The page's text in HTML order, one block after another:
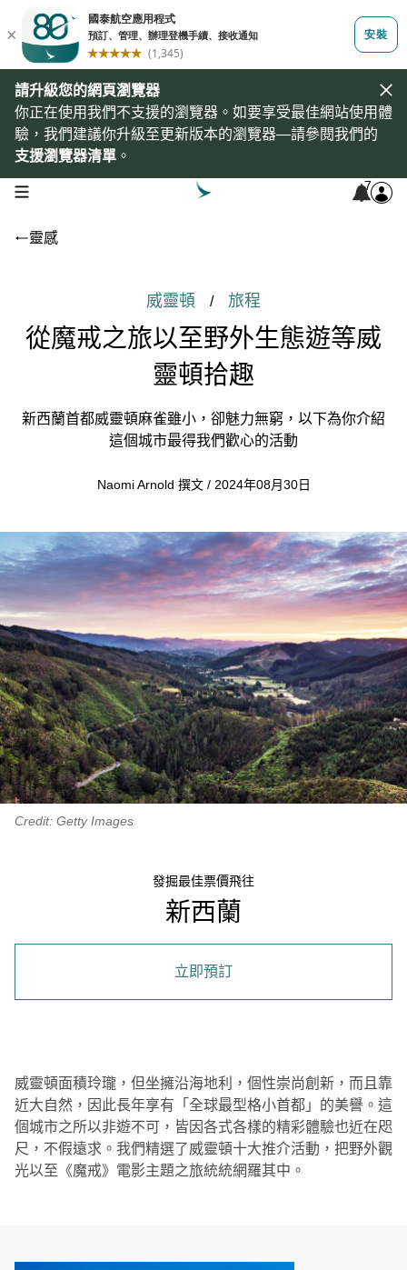
請升級您的網頁瀏覽器
你正在使用我們不支援的瀏覽器。如要享受最佳網站使用體
驗，我們建議你升級至更新版本的瀏覽器—請參閱我們的
支援瀏覽器清單 。
open navigation menu 7
靈感
威靈頓 / 旅程
從魔戒之旅以至野外生態遊等威
靈頓拾趣
新西蘭首都威靈頓麻雀雖小，卻魅力無窮，以下為你介紹
這個城市最得我們歡心的活動
Naomi Arnold 撰文 / 2024年08月30日
Credit: Getty Images
發掘最佳票價飛往
新西蘭
立即預訂
威靈頓面積玲瓏，但坐擁沿海地利，個性崇尚創新，而且靠
近大自然，因此長年享有「全球最型格小首都」的美譽。這
個城市之所以非遊不可，皆因各式各樣的精彩體驗也近在咫
尺，不假遠求。我們精選了威靈頓十大推介活動，把野外觀
光以至《魔戒》電影主題之旅統統網羅其中。